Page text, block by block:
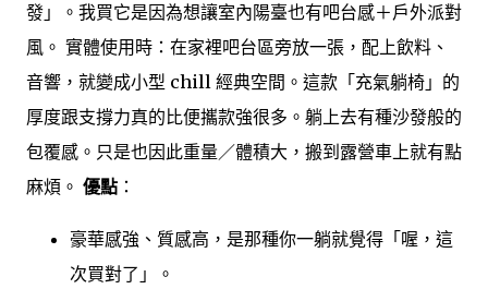
發」。我買它是因為想讓室內陽臺也有吧台感＋戶外派對
風。 實體使用時：在家裡吧台區旁放一張，配上飲料、
音響，就變成小型 chill 經典空間。這款「充氣躺椅」的
厚度跟支撐力真的比便攜款強很多。躺上去有種沙發般的
包覆感。只是也因此重量／體積大，搬到露營車上就有點
麻煩。 優點 ：
豪華感強、質感高，是那種你一躺就覺得「喔，這
次買對了」。